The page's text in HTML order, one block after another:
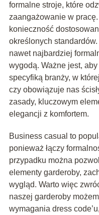
formalne stroje, które
zaangażowanie w
konieczność
określonych
nawet najbardziej
wygodą. Ważne jest,
specyfiką branży, w
czy obowiązuje nas
zasady, kluczowym
elegancji z komfortem.
Business casual to
ponieważ łączy
przypadku można
elementy garderoby,
wygląd. Warto więc
naszej garderoby
wymagania dress